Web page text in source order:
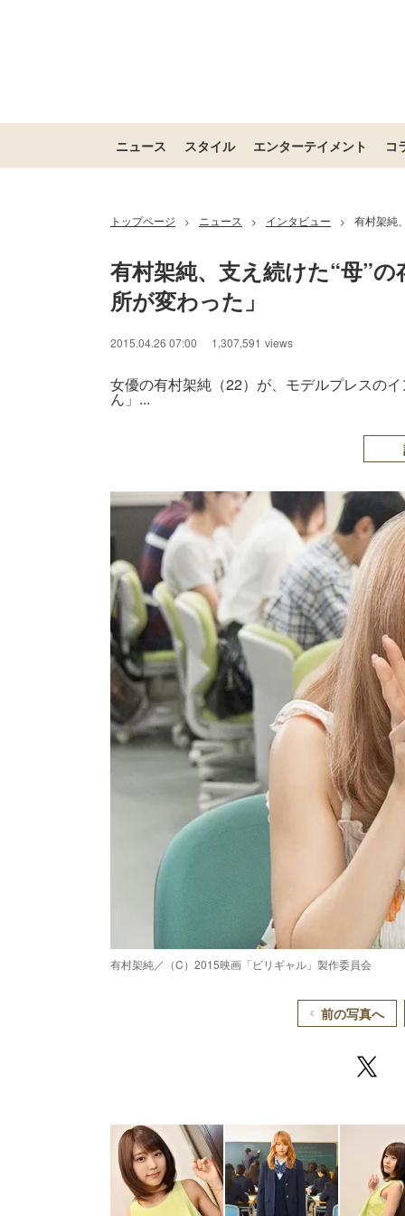
ニュース スタイル エンターテイメント コ
トップページ > ニュース > インタビュー > 有村架純
有村架純、支え続けた“母”
所が変わった」
2015.04.26 07:00 1,307,591 views
女優の有村架純（22）が、モデルプレスの
ん」...
有村架純／（C）2015映画「ビリギャル」製作委員会
前の写真へ